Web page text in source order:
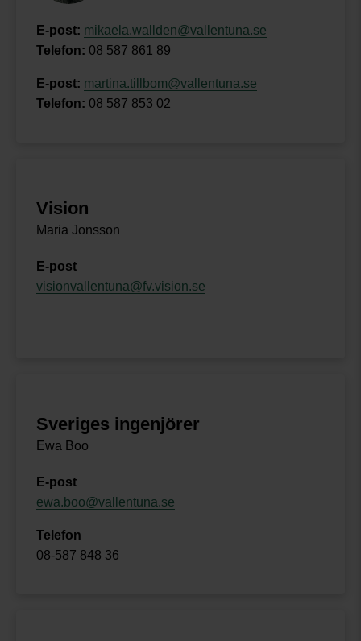
E-post: mikaela.wallden@vallentuna.se
Telefon: 08 587 861 89
E-post: martina.tillbom@vallentuna.se
Telefon: 08 587 853 02
Vision
Maria Jonsson
E-post
visionvallentuna@fv.vision.se
Sveriges ingenjörer
Ewa Boo
E-post
ewa.boo@vallentuna.se
Telefon
08-587 848 36